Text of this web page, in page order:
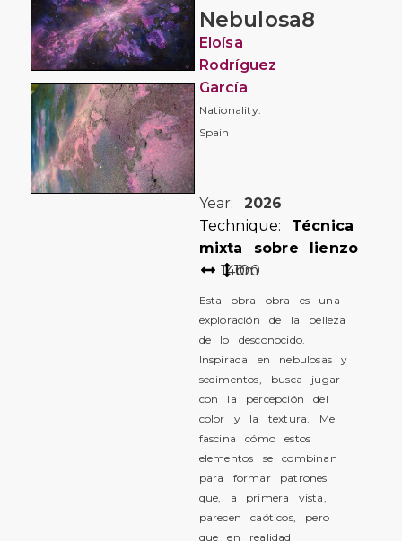
Nebulosa8
Eloísa
Rodríguez
García
Nationality:
Spain
Year: 2026
Technique: Técnica
mixta sobre lienzo
140100
cm
Esta obra obra es una
exploración de la belleza
de lo desconocido.
Inspirada en nebulosas y
sedimentos, busca jugar
con la percepción del
color y la textura. Me
fascina cómo estos
elementos se combinan
para formar patrones
que, a primera vista,
parecen caóticos, pero
que en realidad